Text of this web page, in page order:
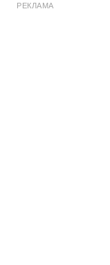
РЕКЛАМА